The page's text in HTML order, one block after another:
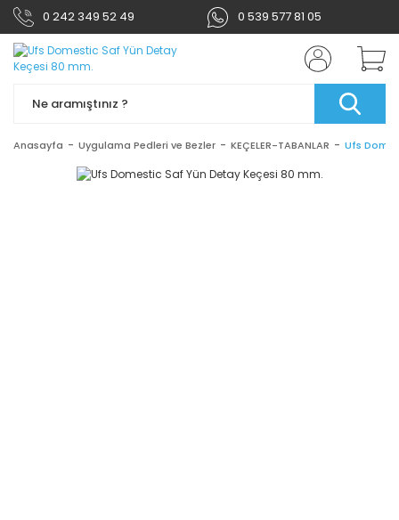
0 242 349 52 49 0 539 577 81 05
Anasayfa Uygulama Pedleri ve Bezler KEÇELER-TABANLAR Ufs